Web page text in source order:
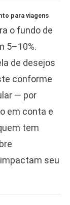
para viagens
o fundo de
5–10%.
de desejos
conforme
— por
em conta e
tem
seu